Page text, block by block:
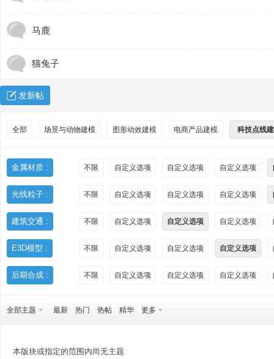
马鹿
猫兔子
发新帖
全部 场景与动物建模 图形动效建模 电商产品建模 科技点线
金属材质 : 不限 自定义选项 自定义选项 自定义选项
光线粒子 : 不限 自定义选项 自定义选项 自定义选项
建筑交通 : 不限 自定义选项 自定义选项 自定义选项
E3D模型 : 不限 自定义选项 自定义选项 自定义选项
后期合成 : 不限 自定义选项 自定义选项 自定义选项
全部主题 最新 热门 热帖 精华 更多
本版块或指定的范围内尚无主题